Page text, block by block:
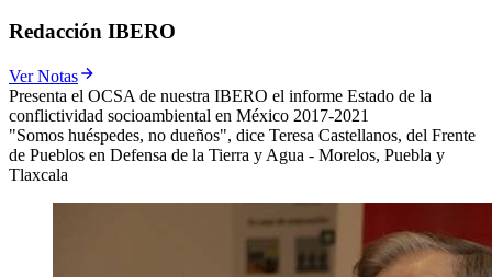
Redacción IBERO
Ver Notas
Presenta el OCSA de nuestra IBERO el informe Estado de la
conflictividad socioambiental en México 2017-2021
"Somos huéspedes, no dueños", dice Teresa Castellanos, del Frente
de Pueblos en Defensa de la Tierra y Agua - Morelos, Puebla y
Tlaxcala